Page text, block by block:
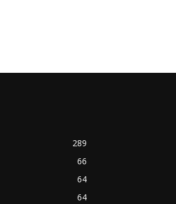
289
66
64
64